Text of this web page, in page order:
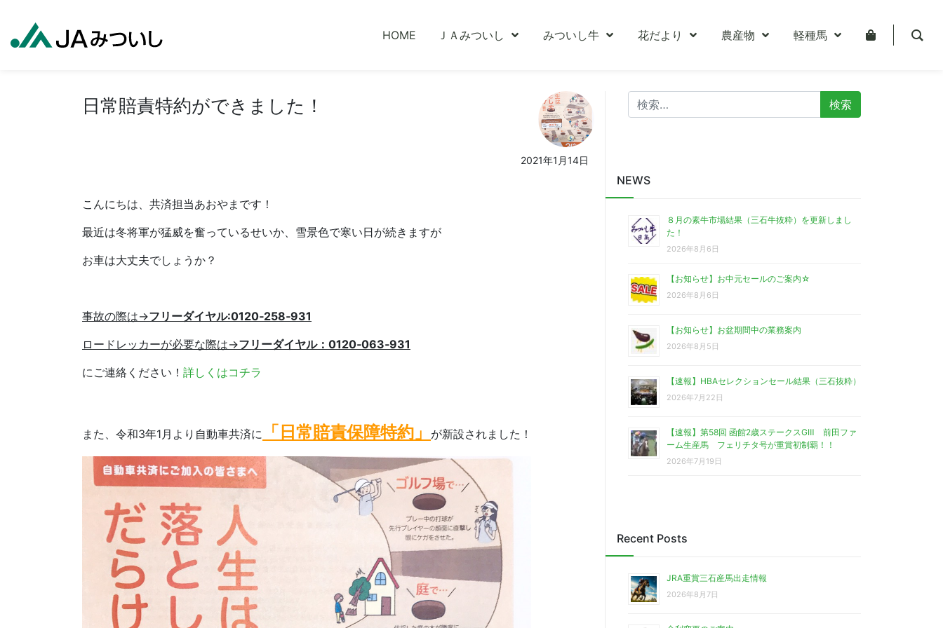
HOME ＪＡみついし みついし牛 花だより 農産物 軽種馬
日常賠責特約ができました！
2021年1月14日
こんにちは、共済担当あおやまです！
最近は冬将軍が猛威を奮っているせいか、雪景色で寒い日が続きますが
お車は大丈夫でしょうか？
事故の際は→フリーダイヤル:0120‑258‑931
ロードレッカーが必要な際は→フリーダイヤル：0120‑063‑931
にご連絡ください！ 詳しくはコチラ
また、令和3年1月より自動車共済に 「日常賠責保障特約」 が新設されました！
検
索:
NEWS
８月の素牛市場結果（三石牛抜粋）を更新しまし
た！
2026年8月6日
【お知らせ】お中元セールのご案内☆
2026年8月6日
【お知らせ】お盆期間中の業務案内
2026年8月5日
【速報】HBAセレクションセール結果（三石抜粋）
2026年7月22日
【速報】第58回 函館2歳ステークスGⅢ 前田ファ
ーム生産馬 フェリチタ号が重賞初制覇！！
2026年7月19日
Recent Posts
JRA重賞三石産馬出走情報
2026年8月7日